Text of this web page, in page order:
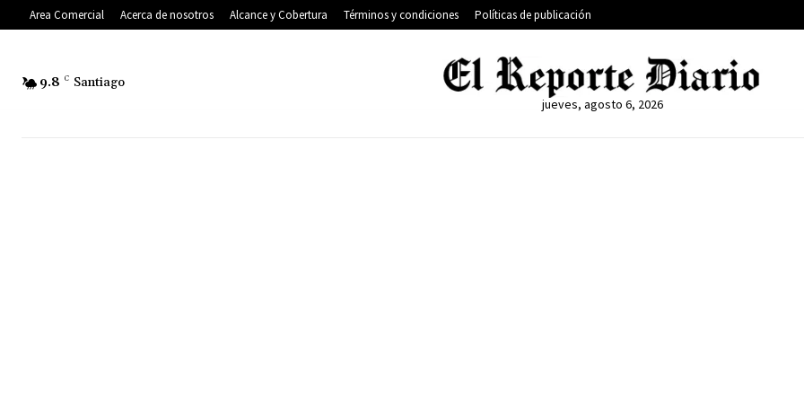
Area Comercial Acerca de nosotros Alcance y Cobertura Términos y condiciones Políticas de publicación
9.8 C Santiago
jueves, agosto 6, 2026